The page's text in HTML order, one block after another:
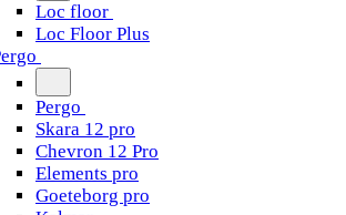
Loc floor
Loc Floor Plus
Pergo
Skara 12 pro
Chevron 12 Pro
Elements pro
Goeteborg pro